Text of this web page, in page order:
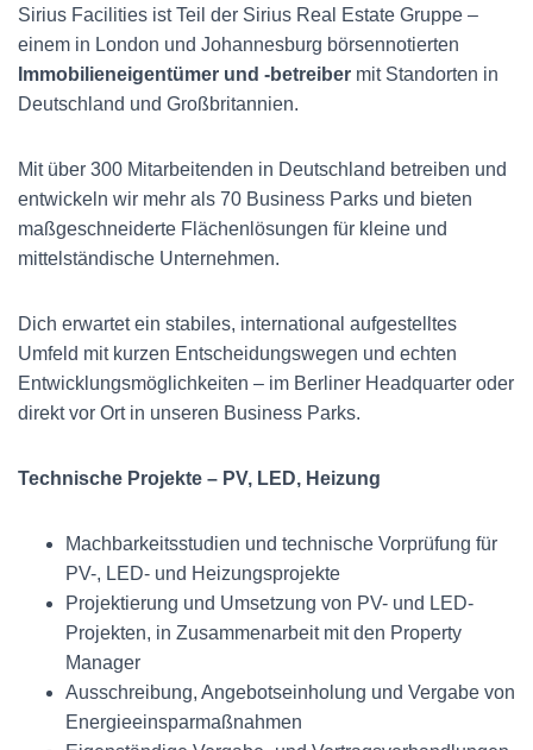
Sirius Facilities ist Teil der Sirius Real Estate Gruppe –
einem in London und Johannesburg börsennotierten
Immobilieneigentümer und -betreiber mit Standorten in
Deutschland und Großbritannien.
Mit über 300 Mitarbeitenden in Deutschland betreiben und
entwickeln wir mehr als 70 Business Parks und bieten
maßgeschneiderte Flächenlösungen für kleine und
mittelständische Unternehmen.
Dich erwartet ein stabiles, international aufgestelltes
Umfeld mit kurzen Entscheidungswegen und echten
Entwicklungsmöglichkeiten – im Berliner Headquarter oder
direkt vor Ort in unseren Business Parks.
Technische Projekte – PV, LED, Heizung
Machbarkeitsstudien und technische Vorprüfung für
PV-, LED- und Heizungsprojekte
Projektierung und Umsetzung von PV- und LED-
Projekten, in Zusammenarbeit mit den Property
Manager
Ausschreibung, Angebotseinholung und Vergabe von
Energieeinsparmaßnahmen